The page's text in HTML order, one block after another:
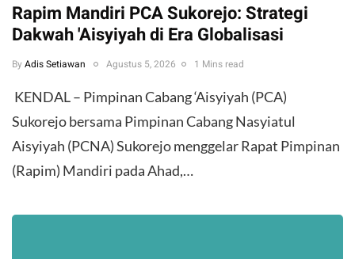
Rapim Mandiri PCA Sukorejo: Strategi
Dakwah 'Aisyiyah di Era Globalisasi
By Adis Setiawan Agustus 5, 2026 1 Mins read
​ KENDAL – Pimpinan Cabang ‘Aisyiyah (PCA)
Sukorejo bersama Pimpinan Cabang Nasyiatul
Aisyiyah (PCNA) Sukorejo menggelar Rapat Pimpinan
(Rapim) Mandiri pada Ahad,…